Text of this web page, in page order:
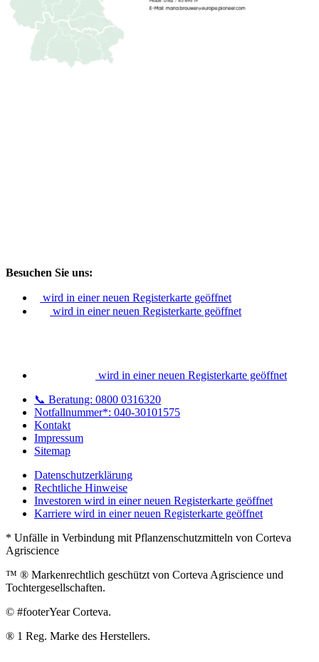
Besuchen Sie uns:
wird in einer neuen Registerkarte geöffnet
wird in einer neuen Registerkarte geöffnet
wird in einer neuen Registerkarte geöffnet
📞 Beratung: 0800 0316320
Notfallnummer*: 040-30101575
Kontakt
Impressum
Sitemap
Datenschutzerklärung
Rechtliche Hinweise
Investoren wird in einer neuen Registerkarte geöffnet
Karriere wird in einer neuen Registerkarte geöffnet
* Unfälle in Verbindung mit Pflanzenschutzmitteln von Corteva
Agriscience
™ ® Markenrechtlich geschützt von Corteva Agriscience und
Tochtergesellschaften.
© #footerYear Corteva.
® 1 Reg. Marke des Herstellers.